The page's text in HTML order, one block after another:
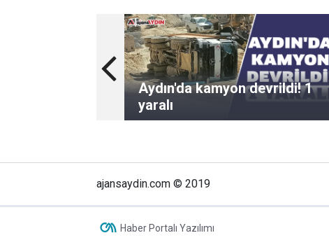
Aydın'da kamyon devrildi! 1
yaralı
ajansaydin.com © 2019
Haber Portalı Yazılımı